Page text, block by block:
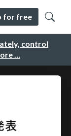
control
…
for free